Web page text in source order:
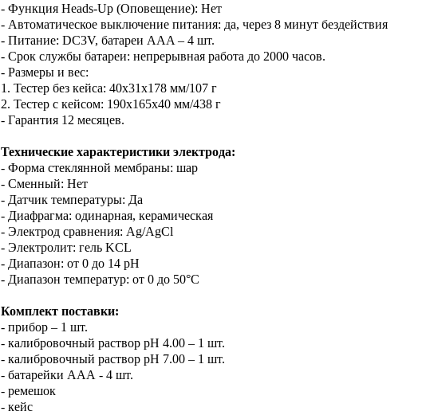
- Функция Heads-Up (Оповещение): Нет
- Автоматическое выключение питания: да, через 8 минут бездействия
- Питание: DC3V, батареи AAA – 4 шт.
- Срок службы батареи: непрерывная работа до 2000 часов.
- Размеры и вес:
1. Тестер без кейса: 40х31х178 мм/107 г
2. Тестер с кейсом: 190х165х40 мм/438 г
- Гарантия 12 месяцев.
Технические характеристики электрода:
- Форма стеклянной мембраны: шар
- Сменный: Нет
- Датчик температуры: Да
- Диафрагма: одинарная, керамическая
- Электрод сравнения: Ag/AgCl
- Электролит: гель KCL
- Диапазон: от 0 до 14 pH
- Диапазон температур: от 0 до 50°C
Комплект поставки:
- прибор – 1 шт.
- калибровочный раствор pH 4.00 – 1 шт.
- калибровочный раствор pH 7.00 – 1 шт.
- батарейки ААА - 4 шт.
- ремешок
- кейс